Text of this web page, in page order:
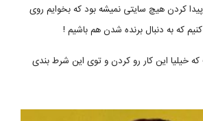
کردن هیچ سایتی نمیشه بود که بخوایم روی
که به دنبال برنده شدن هم باشیم !
خیلیا این کار رو کردن و توی این شرط بندی